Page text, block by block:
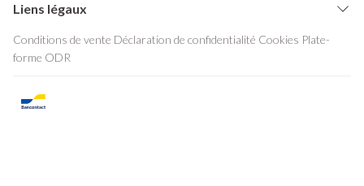
Liens légaux
Conditions de vente Déclaration de confidentialité Cookies Plate-
forme ODR